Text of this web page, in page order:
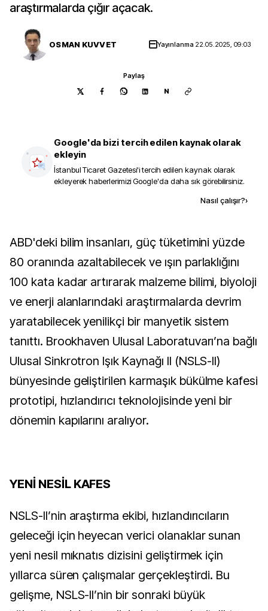
araştırmalarda çığır açacak.
OSMAN KUVVET Yayınlanma 22.05.2025, 09:03
Paylaş
N
Google'da bizi tercih edilen kaynak olarak
ekleyin
İstanbul Ticaret Gazetesi'i tercih edilen kaynak olarak
ekleyerek haberlerimizi Google'da daha sık görebilirsiniz.
Nasıl çalışır?›
ABD'deki bilim insanları, güç tüketimini yüzde
80 oranında azaltabilecek ve ışın parlaklığını
100 kata kadar artırarak malzeme bilimi, biyoloji
ve enerji alanlarındaki araştırmalarda devrim
yaratabilecek yenilikçi bir manyetik sistem
tanıttı. Brookhaven Ulusal Laboratuvarı’na bağlı
Ulusal Sinkrotron Işık Kaynağı II (NSLS-II)
bünyesinde geliştirilen karmaşık bükülme kafesi
prototipi, hızlandırıcı teknolojisinde yeni bir
dönemin kapılarını aralıyor.
YENİ NESİL KAFES
NSLS-II’nin araştırma ekibi, hızlandırıcıların
geleceği için heyecan verici olanaklar sunan
yeni nesil mıknatıs dizisini geliştirmek için
yıllarca süren çalışmalar gerçekleştirdi. Bu
gelişme, NSLS-II’nin bir sonraki büyük